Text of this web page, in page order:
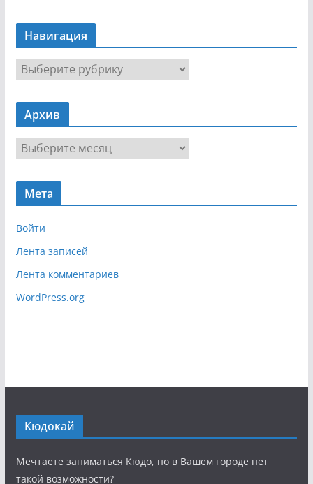
Навигация
Н
а
в
г
я
Архив
р
х
Мета
Войти
Лента записей
Лента комментариев
WordPress.org
Кюдокай
Мечтаете заниматься Кюдо, но в Вашем городе нет
такой возможности?